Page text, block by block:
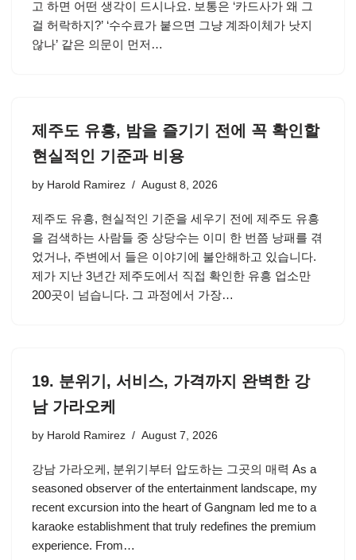
고 하면 어떤 생각이 드시나요. 보통은 ‘카드사가 왜 그
걸 허락하지?’ ‘수수료가 붙으면 그냥 계좌이체가 낫지
않나’ 같은 의문이 먼저…
제주도 유흥, 밤을 즐기기 전에 꼭 확인할
현실적인 기준과 비용
by Harold Ramirez August 8, 2026
제주도 유흥, 현실적인 기준을 세우기 전에 제주도 유흥
을 검색하는 사람들 중 상당수는 이미 한 번쯤 낭패를 겪
었거나, 주변에서 들은 이야기에 불안해하고 있습니다.
제가 지난 3년간 제주도에서 직접 확인한 유흥 업소만
200곳이 넘습니다. 그 과정에서 가장…
19. 분위기, 서비스, 가격까지 완벽한 강
남 가라오케
by Harold Ramirez August 7, 2026
강남 가라오케, 분위기부터 압도하는 그곳의 매력 As a
seasoned observer of the entertainment landscape, my
recent excursion into the heart of Gangnam led me to a
karaoke establishment that truly redefines the premium
experience. From…